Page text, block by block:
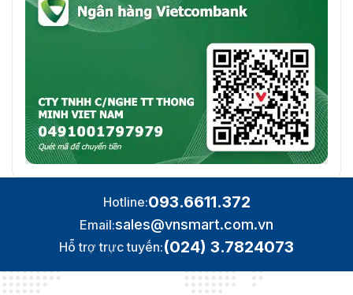
Hotline:093.6611.372
Email:sales@vnsmart.com.vn
Hỗ trợ trực tuyến:(024) 3.7824073